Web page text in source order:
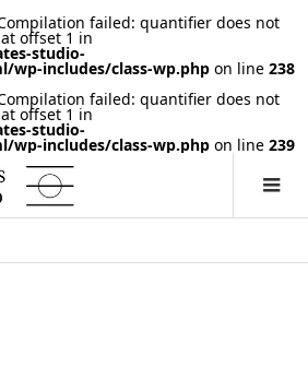
failed: quantifier does not
offset 1 in
studio-
wp-includes/class-wp.php on line 238
failed: quantifier does not
offset 1 in
studio-
wp-includes/class-wp.php on line 239